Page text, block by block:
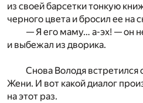
из своей барсетки тонкую
черного цвета и бросил ее на
— Я его маму… а-эх! — он
и выбежал из дворика.
Снова Володя
Жени. И вот какой диалог
на этот раз.